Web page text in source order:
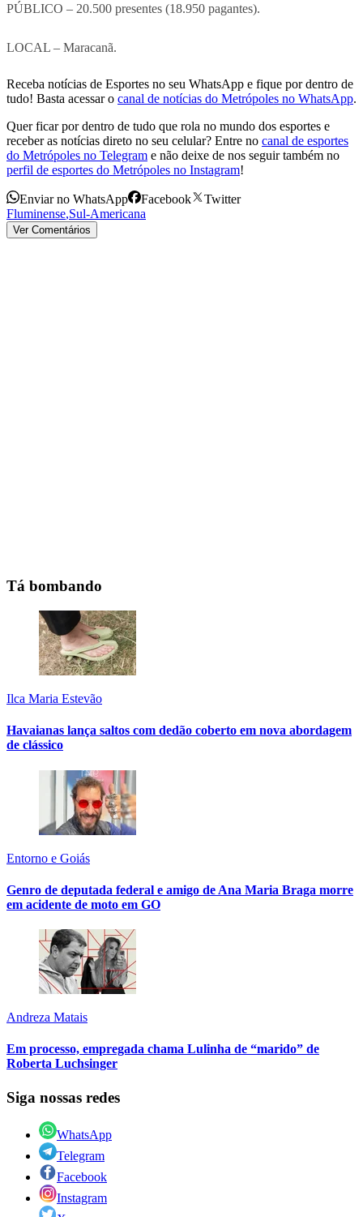
PÚBLICO – 20.500 presentes (18.950 pagantes).
LOCAL – Maracanã.
Receba notícias de Esportes no seu WhatsApp e fique por dentro de
tudo! Basta acessar o canal de notícias do Metrópoles no WhatsApp.
Quer ficar por dentro de tudo que rola no mundo dos esportes e
receber as notícias direto no seu celular? Entre no canal de esportes
do Metrópoles no Telegram e não deixe de nos seguir também no
perfil de esportes do Metrópoles no Instagram!
Enviar no WhatsApp Facebook
Twitter
Fluminense,Sul-Americana
Ver Comentários
Tá bombando
Ilca Maria Estevão
Havaianas lança saltos com dedão coberto em nova abordagem
de clássico
Entorno e Goiás
Genro de deputada federal e amigo de Ana Maria Braga morre
em acidente de moto em GO
Andreza Matais
Em processo, empregada chama Lulinha de “marido” de
Roberta Luchsinger
Siga nossas redes
WhatsApp
Telegram
Facebook
Instagram